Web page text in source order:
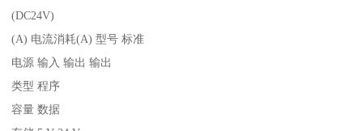
(DC24V)
(A) 电流消耗(A) 型号 标准
电源 输入 输出 输出
类型 程序
容量 数据